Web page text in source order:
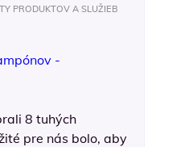
PRODUKTOV A SLUŽIEB
8 tuhých
pre nás bolo, aby